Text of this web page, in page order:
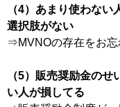
（4）あまり使わな
選択肢がない
⇒MVNOの存在をお忘
（5）販売奨励金の
い人が損してる